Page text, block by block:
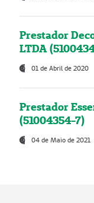
Prestador
LTDA
01 de Abril de 2020
Prestador
(51004354-7)
04 de Maio de 2021